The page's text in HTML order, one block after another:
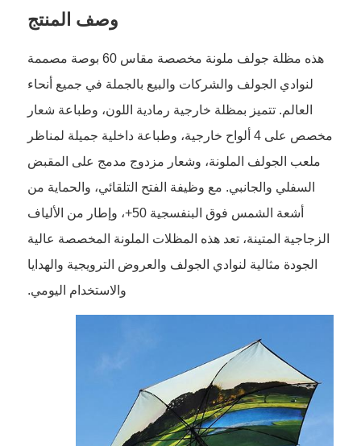
المظلات المدمجة
مظلات الترويج
مظلات مقاومة للرياح
مظلات مفتوحة تلقائيًا
المظلات الخشبية
مظلات مقاومة للأشعة فوق البنفسجية
وصف المنتج
هذه مظلة جولف ملونة مخصصة مقاس 60 بوصة مصممة
لنوادي الجولف والشركات والبيع بالجملة في جميع أنحاء
العالم. تتميز بمظلة خارجية رمادية اللون، وطباعة شعار
مخصص على 4 ألواح خارجية، وطباعة داخلية جميلة لمناظر
ملعب الجولف الملونة، وشعار مزدوج مدمج على المقبض
السفلي والجانبي. مع وظيفة الفتح التلقائي، والحماية من
أشعة الشمس فوق البنفسجية 50+، وإطار من الألياف
الزجاجية المتينة، تعد هذه المظلات الملونة المخصصة عالية
الجودة مثالية لنوادي الجولف والعروض الترويجية والهدايا
والاستخدام اليومي.